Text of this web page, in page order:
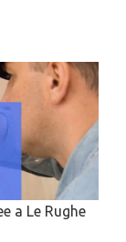
a Le Rughe